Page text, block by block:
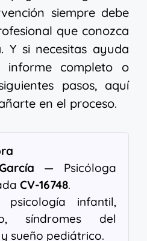
siempre debe
que conozca
Y si necesitas ayuda
informe completo o
pasos, aquí
en el proceso.
— Psicóloga
CV-16748.
psicología infantil,
síndromes del
sueño pediátrico.